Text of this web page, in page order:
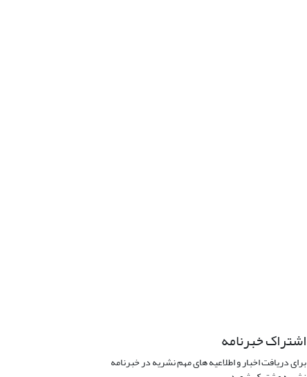
اشتراک خبرنامه
برای دریافت اخبار و اطلاعیه های مهم نشریه در خبرنامه